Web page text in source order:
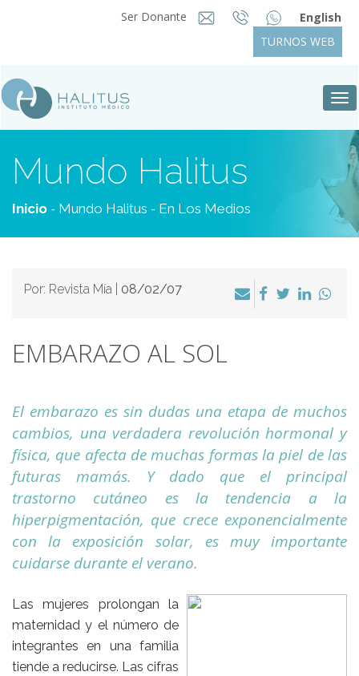
Ser Donante
English
TURNOS WEB
Mundo Halitus
Inicio - Mundo Halitus - En Los Medios
Por: Revista Mía | 08/02/07
EMBARAZO AL SOL
El embarazo es sin dudas una etapa de muchos
cambios, una verdadera revolución hormonal y
física, que afecta de muchas formas la piel de las
futuras mamás. Y dado que el principal
trastorno cutáneo es la tendencia a la
hiperpigmentación, que crece exponencialmente
con la exposición solar, es muy importante
cuidarse durante el verano.
Las mujeres prolongan la
maternidad y el número de
integrantes en una familia
tiende a reducirse. Las cifras